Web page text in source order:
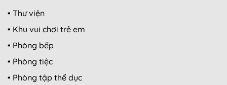
• Thư viện
• Khu vui chơi trẻ em
• Phòng bếp
• Phòng tiệc
• Phòng tập thể dục